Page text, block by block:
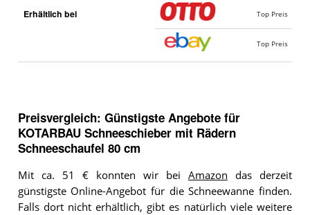
Erhältlich bei Top Preis
Top Preis
Preisvergleich: Günstigste Angebote für
KOTARBAU Schneeschieber mit Rädern
Schneeschaufel 80 cm
Mit ca. 51 € konnten wir bei Amazon das derzeit
günstigste Online-Angebot für die Schneewanne finden.
Falls dort nicht erhältlich, gibt es natürlich viele weitere